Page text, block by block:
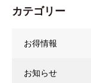
カテゴリー
お得情報
お知らせ